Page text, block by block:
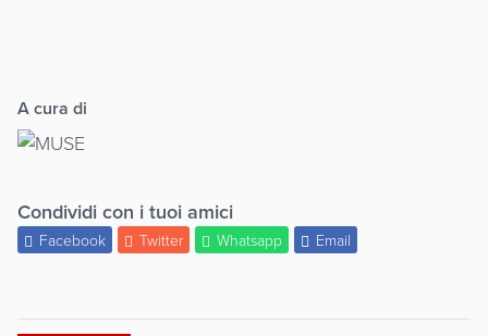
A cura di
Condividi con i tuoi amici
Facebook Twitter Whatsapp Email